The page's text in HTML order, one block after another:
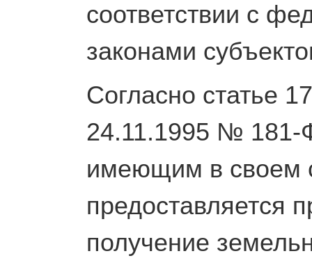
соответствии с
законами
Согласно статье
24.11.1995 № 181-
имеющим в своем
предоставляется
получение